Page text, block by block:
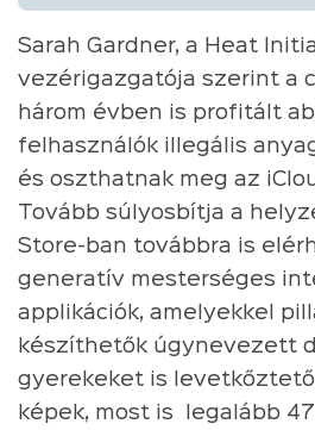
Sarah Gardner, a Heat
vezérigazgatója szerint a
három évben is profitált
felhasználók illegális
és oszthatnak meg az
Tovább súlyosbítja a
Store-ban továbbra is
generatív mesterséges
applikációk, amelyekkel
készíthetők úgynevezett
gyerekeket is
képek, most is legalább